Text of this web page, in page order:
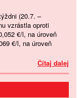
(20.7. –
vzrástla oproti
€/l, na úroveň
€/l, na úroveň
Čítaj dalej